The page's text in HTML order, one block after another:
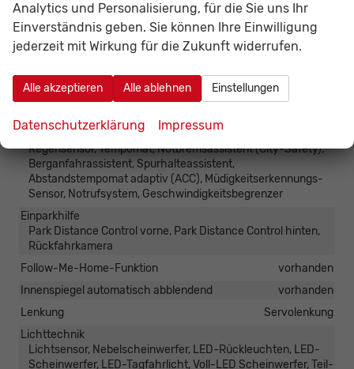
Volldigitales Kombiinstrument (Virtual Cockpit)
vorhanden
Sicherheit & Assistenz
Airbags
Airbag, Beifahrerairbag abschaltbar, Knieairbags Vorne,
Assistenzsysteme
Regensensor, Tempomat, Notbremsassistent (City-Safety),
Berganfahrassistent, Spurhalteassistent,
Abstandstempomat adaptiv (ACC), Müdigkeitserkennungs-
Sensor, Notrufsystem, Geschwindigkeitsbegrenzer
Einparkhilfe
Park Distance Control vorne, Park Distance Control hinten,
Rückfahrkamera
Follow-Me-Home-Funktion
vorhanden
Innenspiegel automatisch abblendend
vorhanden
Lenkung
Servolenkung
Lichttechnik
Lichtsensor, Nebelscheinwerfer, LED-Rückleuchten, LED-
Scheinwerfer, LED-Tagfahrlicht, Voll-LED Scheinwerfer, Teil-
Analytics und Personalisierung, für die Sie uns Ihr
Einverständnis geben. Sie können Ihre Einwilligung
jederzeit mit Wirkung für die Zukunft widerrufen.
Alle akzeptieren Alle ablehnen Einstellungen
Datenschutzerklärung Impressum